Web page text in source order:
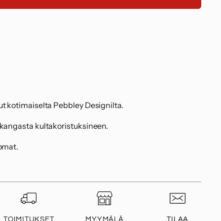
kotimaiselta Pebbley Designilta.
kultakoristuksineen.
TOIMITUKSET
MYYMÄLÄ
TILAA